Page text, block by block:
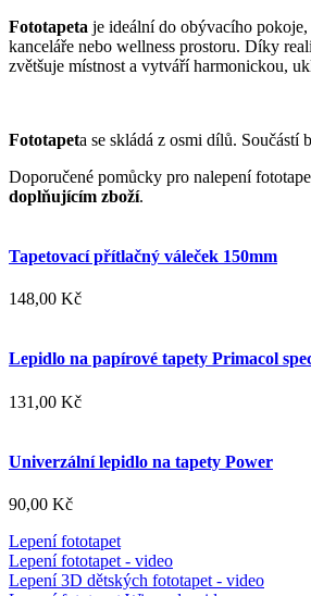
Fototapeta je ideální do obývacího
kanceláře nebo wellness prostoru. Díky
zvětšuje místnost a vytváří harmonickou,
Fototapeta se skládá z osmi dílů. Součástí
Doporučené pomůcky pro nalepení
doplňujícím zboží.
Tapetovací přítlačný váleček 150mm
148,00 Kč
Lepidlo na papírové tapety Primacol
131,00 Kč
Univerzální lepidlo na tapety Power
90,00 Kč
Lepení fototapet
Lepení fototapet - video
Lepení 3D dětských fototapet - video